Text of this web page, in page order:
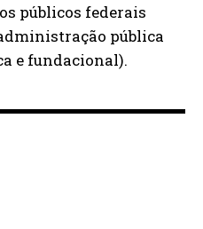
públicos federais
pública
e fundacional).